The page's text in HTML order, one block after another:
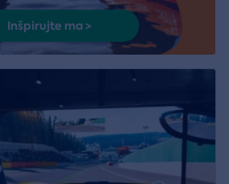
Inšpirujte ma >